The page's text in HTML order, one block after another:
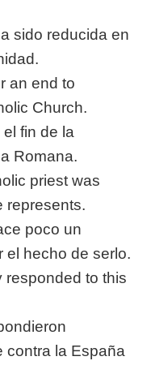
sido reducida en
an end to
Church.
fin de la
Romana.
priest was
represents.
poco un
el hecho de serlo.
responded to this
contra la España